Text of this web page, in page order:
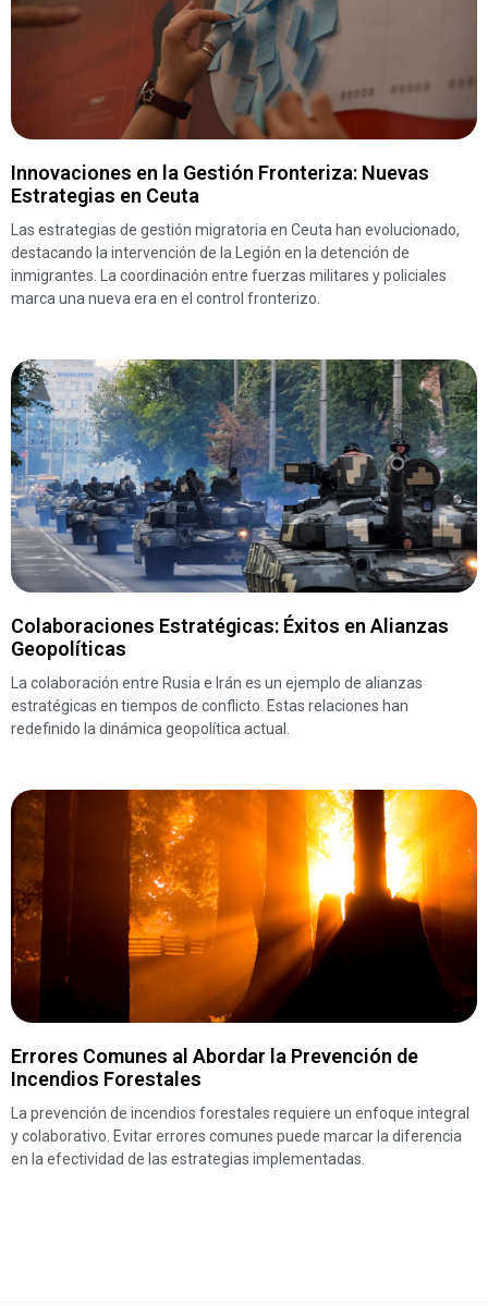
Innovaciones en la Gestión Fronteriza: Nuevas
Estrategias en Ceuta
Las estrategias de gestión migratoria en Ceuta han evolucionado,
destacando la intervención de la Legión en la detención de
inmigrantes. La coordinación entre fuerzas militares y policiales
marca una nueva era en el control fronterizo.
Colaboraciones Estratégicas: Éxitos en Alianzas
Geopolíticas
La colaboración entre Rusia e Irán es un ejemplo de alianzas
estratégicas en tiempos de conflicto. Estas relaciones han
redefinido la dinámica geopolítica actual.
Errores Comunes al Abordar la Prevención de
Incendios Forestales
La prevención de incendios forestales requiere un enfoque integral
y colaborativo. Evitar errores comunes puede marcar la diferencia
en la efectividad de las estrategias implementadas.